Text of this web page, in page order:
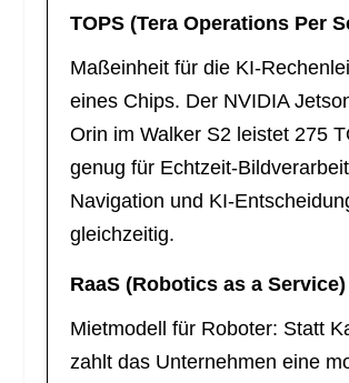
TOPS (Tera Operations Per
Maßeinheit für die KI-
eines Chips. Der NVIDIA
Orin im Walker S2 leistet 275
genug für Echtzeit-
Navigation und KI-
gleichzeitig.
RaaS (Robotics as a Service)
Mietmodell für Roboter: Statt
zahlt das Unternehmen eine